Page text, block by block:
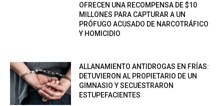
OFRECEN UNA RECOMPENSA DE $10
MILLONES PARA CAPTURAR A UN
PRÓFUGO ACUSADO DE NARCOTRÁFICO
Y HOMICIDIO
ALLANAMIENTO ANTIDROGAS EN FRÍAS:
DETUVIERON AL PROPIETARIO DE UN
GIMNASIO Y SECUESTRARON
ESTUPEFACIENTES